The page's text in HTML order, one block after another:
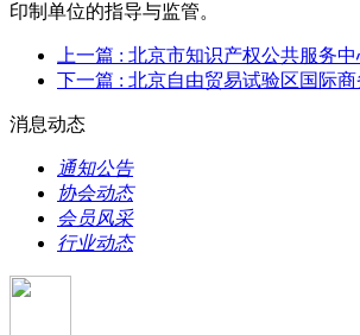
印制单位的指导与监管。
上一篇 : 北京市知识产权公共服务
下一篇 : 北京自由贸易试验区国际
消息动态
通知公告
协会动态
会员风采
行业动态